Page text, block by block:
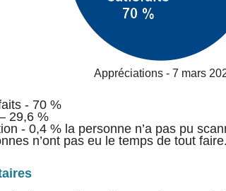
Appréciations - 7 mars
- 70 %
29,6 %
- 0,4 % la personne n’a pas pu
n’ont pas eu le temps de tout faire.